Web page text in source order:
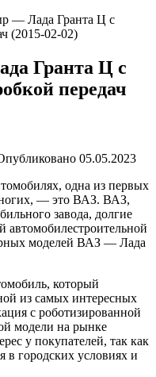
— Лада Гранта Ц с
(2015-02-02)
Гранта Ц с
передач
05.05.2023
одна из первых
— это ВАЗ. ВАЗ,
завода, долгие
автомобилестроительной
моделей ВАЗ — Лада
который
из самых интересных
с роботизированной
модели на рынке
у покупателей, так как
в городских условиях и